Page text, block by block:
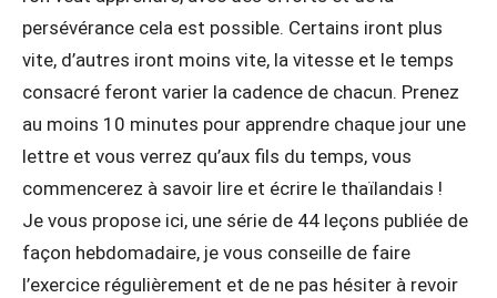
persévérance cela est possible. Certains iront plus
vite, d’autres iront moins vite, la vitesse et le temps
consacré feront varier la cadence de chacun. Prenez
au moins 10 minutes pour apprendre chaque jour une
lettre et vous verrez qu’aux fils du temps, vous
commencerez à savoir lire et écrire le thaïlandais !
Je vous propose ici, une série de 44 leçons publiée de
façon hebdomadaire, je vous conseille de faire
l’exercice régulièrement et de ne pas hésiter à revoir